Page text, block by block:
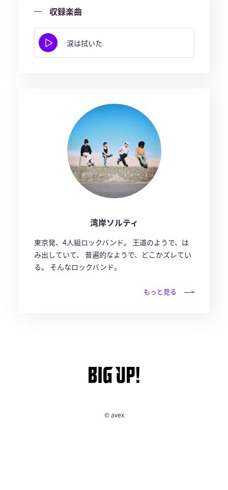
収録楽曲
涙は拭いた
湾岸ソルティ
東京発、4人組ロックバンド。 王道のようで、は
み出していて、 普遍的なようで、どこかズレてい
る。 そんなロックバンド。
もっと見る
© avex